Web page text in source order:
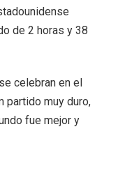
de 2 horas y 38
celebran en el
partido muy duro,
fue mejor y